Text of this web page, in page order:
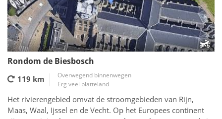
Rondom de Biesbosch
119 km
Overwegend binnenwegen
Erg veel platteland
Het rivierengebied omvat de stroomgebieden van Rijn,
Maas, Waal, Ijssel en de Vecht. Op het Europees continent